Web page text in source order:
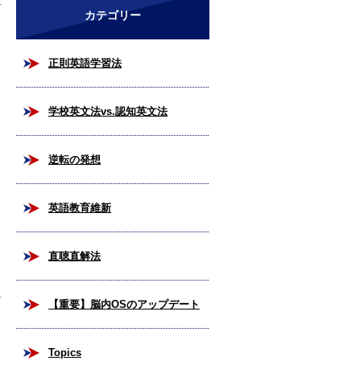
カテゴリー
正則英語学習法
学校英文法vs.認知英文法
逆転の発想
英語教育維新
直聴直解法
【重要】脳内OSのアップデート
Topics